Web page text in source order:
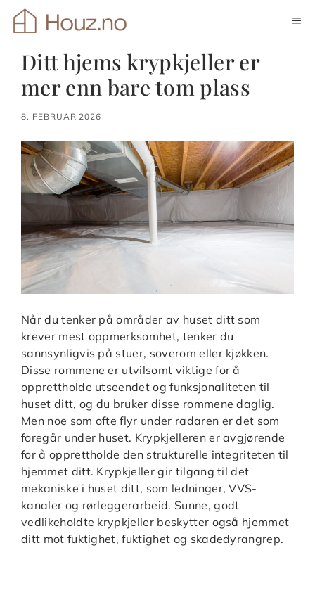
Hopp
Ditt hjems krypkjeller er
mer enn bare tom plass
8. FEBRUAR 2026
Når du tenker på områder av huset ditt som
krever mest oppmerksomhet, tenker du
sannsynligvis på stuer, soverom eller kjøkken.
Disse rommene er utvilsomt viktige for å
opprettholde utseendet og funksjonaliteten til
huset ditt, og du bruker disse rommene daglig.
Men noe som ofte flyr under radaren er det som
foregår under huset. Krypkjelleren er avgjørende
for å opprettholde den strukturelle integriteten til
hjemmet ditt. Krypkjeller gir tilgang til det
mekaniske i huset ditt, som ledninger, VVS-
kanaler og rørleggerarbeid. Sunne, godt
vedlikeholdte krypkjeller beskytter også hjemmet
ditt mot fuktighet, fuktighet og skadedyrangrep.